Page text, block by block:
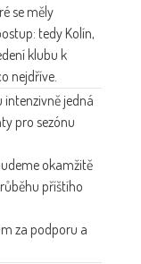
se měly
tedy Kolín,
klubu k
nejdříve.
intenzivně jedná
pro sezónu
okamžitě
příštího
za podporu a